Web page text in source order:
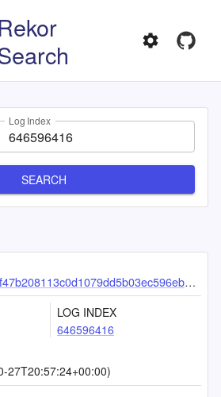
Log Index
SEARCH
LOG INDEX
646596416
27T20:57:24+00:00)